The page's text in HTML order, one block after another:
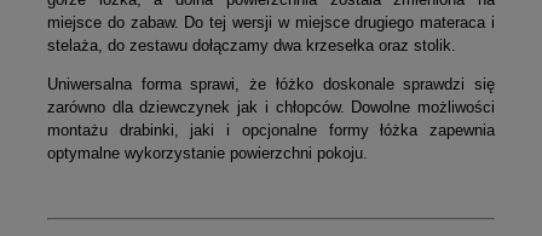
miejsce do zabaw. Do tej wersji w miejsce drugiego materaca i
stelaża, do zestawu dołączamy dwa krzesełka oraz stolik.
Uniwersalna forma sprawi, że łóżko doskonale sprawdzi się
zarówno dla dziewczynek jak i chłopców. Dowolne możliwości
montażu drabinki, jaki i opcjonalne formy łóżka zapewnia
optymalne wykorzystanie powierzchni pokoju.